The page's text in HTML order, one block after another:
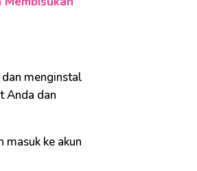
menginstal
Anda dan
ke akun